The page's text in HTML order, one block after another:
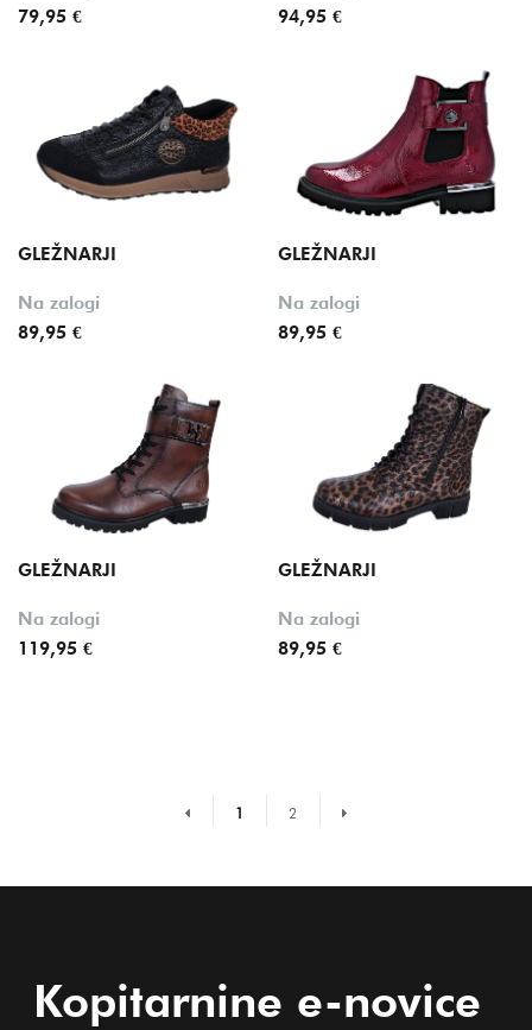
79,95 €
94,95 €
GLEŽNARJI
Na zalogi
89,95 €
GLEŽNARJI
Na zalogi
89,95 €
GLEŽNARJI
Na zalogi
119,95 €
GLEŽNARJI
Na zalogi
89,95 €
Prejšnja stran
1 2
Kopitarnine e-novice